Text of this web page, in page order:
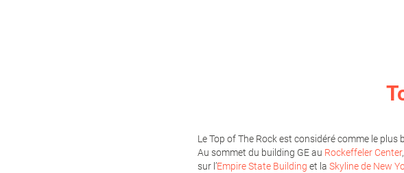
Le Top of The Rock est considéré comme le plus
Au sommet du building GE au Rockeffeler Center
sur l’Empire State Building et la Skyline de New